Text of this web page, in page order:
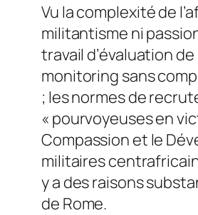
Vu la complexité de
militantisme ni
travail d’évaluation
monitoring sans
; les normes de
« pourvoyeuses en
Compassion et le
militaires
y a des raisons
de Rome.